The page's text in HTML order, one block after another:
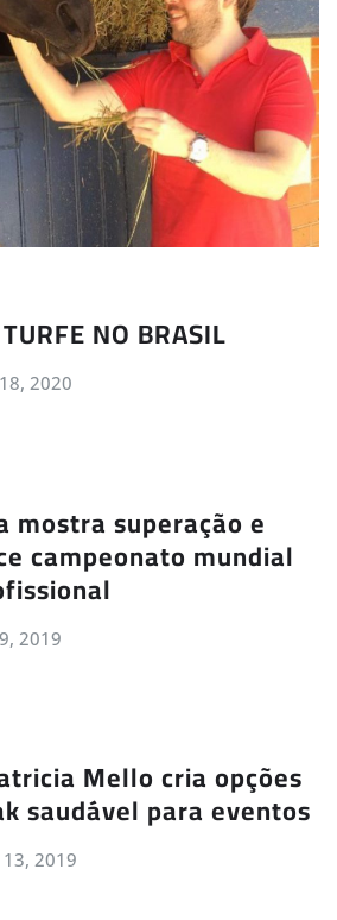
NO BRASIL
2020
mostra superação e
campeonato mundial
2019
Mello cria opções
saudável para eventos
2019